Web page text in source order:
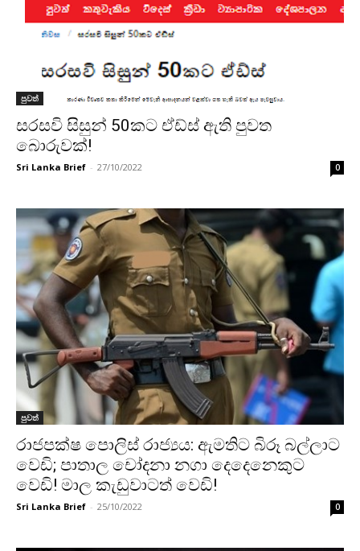
පුවත්
සරසවි සිසුන් 50කට ඒඩ්ස් ඇති පුවත
බොරුවක්!
Sri Lanka Brief - 27/10/2022 0
පුවත්
රාජපක්ෂ පොලිස් රාජ්‍යය: ඇමතිට බිරූ බල්ලාට
වෙඩි; පාතාල චෝදනා නගා දෙදෙනෙකුට
වෙඩි! මාල කැඩුවාටත් වෙඩි!
Sri Lanka Brief - 25/10/2022 0